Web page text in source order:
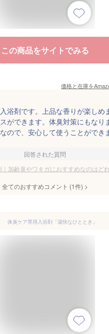
この商品をサイトでみる
価格と在庫を
浴剤です。上品な香りが楽しめ
ができます。体臭対策にもなり
ので、安心して使うことができ
回答された質問
加齢臭やワキガにおすすめなのはど
全てのおすすめコメント (1件) >
体臭ケア専用入浴剤「湯快なひととき」